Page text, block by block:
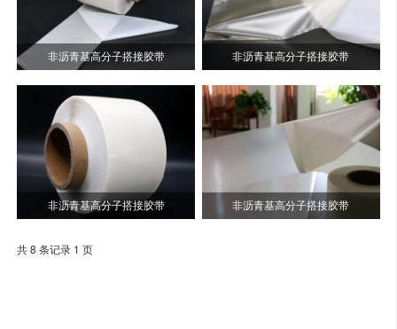
非沥青基高分子搭接胶带 非沥青基高分子搭接胶带
非沥青基高分子搭接胶带 非沥青基高分子搭接胶带
共 8 条记录 1 页